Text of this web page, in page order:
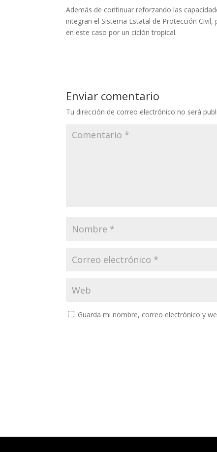
Además de continuar reforzando las
integran el Sistema Estatal de Protección
en este caso por un ciclón tropical.
Enviar comentario
Tu dirección de correo electrónico no será
Guarda mi nombre, correo electrónico y